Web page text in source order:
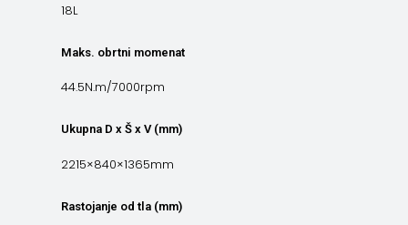
18L
Maks. obrtni momenat
44.5N.m/7000rpm
Ukupna D x Š x V (mm)
2215×840×1365mm
Rastojanje od tla (mm)